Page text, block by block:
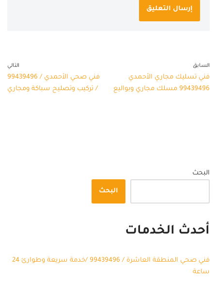
السابق
فني تسليك مجاري الأحمدي
99439496 مسلك مجاري وبواليع
التالي
فني صحي الأحمدي / 99439496
/ تركيب وتصليح سباكة ومجاري
البحث
البحث
أحدث الخدمات
فني صحي المنطقة العاشرة / 99439496 /خدمة سريعة وطوارئ 24
ساعة